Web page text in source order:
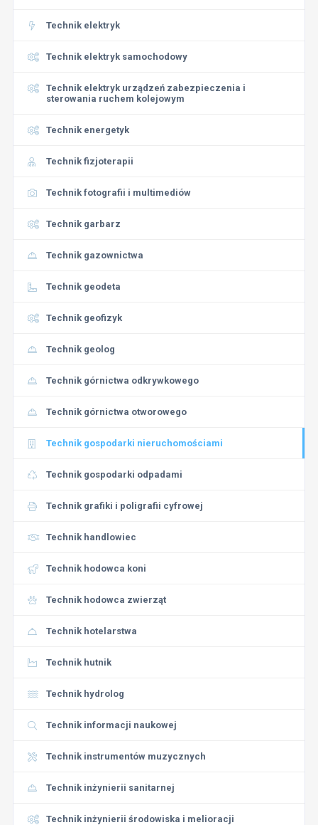
Technik elektryk
Technik elektryk samochodowy
Technik elektryk urządzeń zabezpieczenia i
sterowania ruchem kolejowym
Technik energetyk
Technik fizjoterapii
Technik fotografii i multimediów
Technik garbarz
Technik gazownictwa
Technik geodeta
Technik geofizyk
Technik geolog
Technik górnictwa odkrywkowego
Technik górnictwa otworowego
Technik gospodarki nieruchomościami
Technik gospodarki odpadami
Technik grafiki i poligrafii cyfrowej
Technik handlowiec
Technik hodowca koni
Technik hodowca zwierząt
Technik hotelarstwa
Technik hutnik
Technik hydrolog
Technik informacji naukowej
Technik instrumentów muzycznych
Technik inżynierii sanitarnej
Technik inżynierii środowiska i melioracji